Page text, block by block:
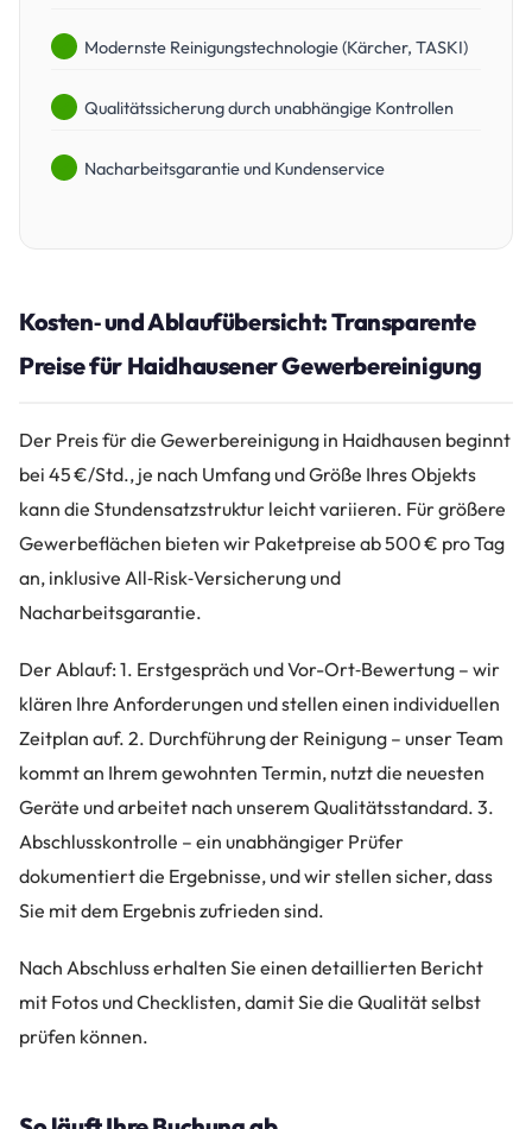
Modernste Reinigungstechnologie (Kärcher, TASKI)
Qualitätssicherung durch unabhängige Kontrollen
Nacharbeitsgarantie und Kundenservice
Kosten‑ und Ablaufübersicht: Transparente
Preise für Haidhausener Gewerbereinigung
Der Preis für die Gewerbereinigung in Haidhausen beginnt
bei 45 €/Std., je nach Umfang und Größe Ihres Objekts
kann die Stundensatzstruktur leicht variieren. Für größere
Gewerbeflächen bieten wir Paketpreise ab 500 € pro Tag
an, inklusive All‑Risk‑Versicherung und
Nacharbeitsgarantie.
Der Ablauf: 1. Erstgespräch und Vor-Ort‑Bewertung – wir
klären Ihre Anforderungen und stellen einen individuellen
Zeitplan auf. 2. Durchführung der Reinigung – unser Team
kommt an Ihrem gewohnten Termin, nutzt die neuesten
Geräte und arbeitet nach unserem Qualitätsstandard. 3.
Abschlusskontrolle – ein unabhängiger Prüfer
dokumentiert die Ergebnisse, und wir stellen sicher, dass
Sie mit dem Ergebnis zufrieden sind.
Nach Abschluss erhalten Sie einen detaillierten Bericht
mit Fotos und Checklisten, damit Sie die Qualität selbst
prüfen können.